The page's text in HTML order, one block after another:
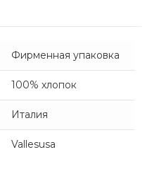
Фирменная упаковка
100% хлопок
Италия
Vallesusa